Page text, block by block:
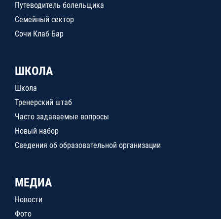
Путеводитель болельщика
Семейный сектор
Сочи Клаб Бар
ШКОЛА
Школа
Тренерский штаб
Часто задаваемые вопросы
Новый набор
Сведения об образовательной организации
МЕДИА
Новости
Фото